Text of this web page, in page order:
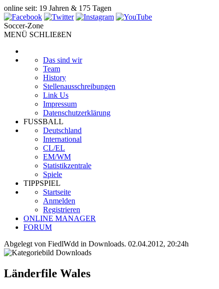
online seit: 19 Jahren & 175 Tagen
Soccer-Zone
MENÜ SCHLIEßEN
Das sind wir
Team
History
Stellenausschreibungen
Link Us
Impressum
Datenschutzerklärung
FUSSBALL
Deutschland
International
CL/EL
EM/WM
Statistikzentrale
Spiele
TIPPSPIEL
Startseite
Anmelden
Registrieren
ONLINE MANAGER
FORUM
Abgelegt von FiedlWdd in Downloads. 02.04.2012, 20:24h
Länderfile Wales